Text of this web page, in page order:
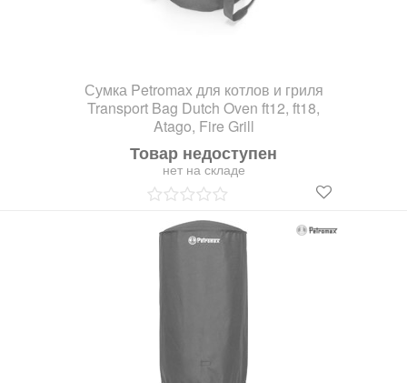
Сумка Petromax для котлов и гриля
Transport Bag Dutch Oven ft12, ft18,
Atago, Fire Grill
Товар недоступен
нет на складе